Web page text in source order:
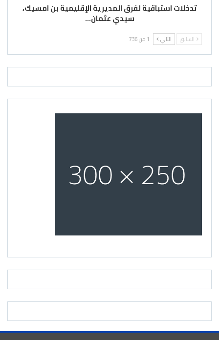
تدخلات استباقية لفرق المديرية الإقليمية بن امسيك،
سيدي عثمان…
السابق التالي 1 من 736